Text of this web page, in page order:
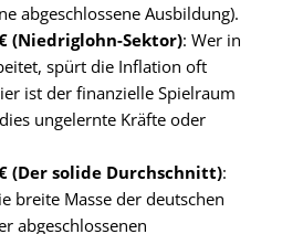
abgeschlossene Ausbildung).
(Niedriglohn-Sektor): Wer in
spürt die Inflation oft
ist der finanzielle Spielraum
ungelernte Kräfte oder
(Der solide Durchschnitt):
breite Masse der deutschen
abgeschlossenen